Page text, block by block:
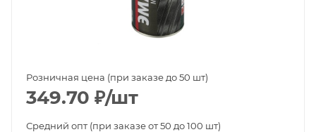
Розничная цена (при заказе до 50 шт)
349.70 ₽/шт
Средний опт (при заказе от 50 до 100 шт)